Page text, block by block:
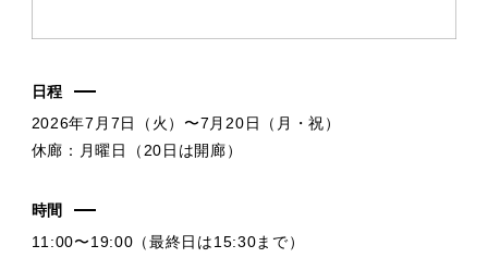
日程
2026年7月7日（火）〜7月20日（月・祝）
休廊：月曜日（20日は開廊）
時間
11:00〜19:00（最終日は15:30まで）